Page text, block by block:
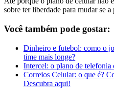
sobre ter liberdade para mudar se
Você também pode gostar:
Dinheiro e futebol: como o
time mais longe?
Intercel: o plano de telefonia
Correios Celular: o que é?
Descubra aqui!